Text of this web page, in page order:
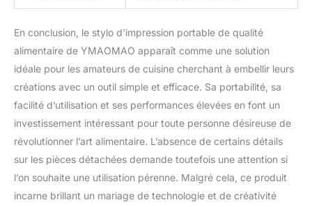
En conclusion, le stylo d’impression portable de qualité
alimentaire de YMAOMAO apparaît comme une solution
idéale pour les amateurs de cuisine cherchant à embellir leurs
créations avec un outil simple et efficace. Sa portabilité, sa
facilité d’utilisation et ses performances élevées en font un
investissement intéressant pour toute personne désireuse de
révolutionner l’art alimentaire. L’absence de certains détails
sur les pièces détachées demande toutefois une attention si
l’on souhaite une utilisation pérenne. Malgré cela, ce produit
incarne brillant un mariage de technologie et de créativité